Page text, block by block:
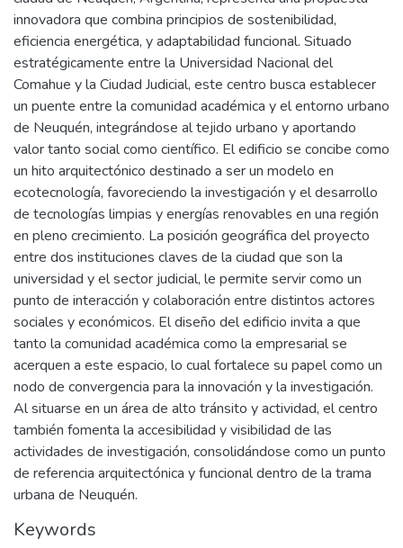
innovadora que combina principios de sostenibilidad,
eficiencia energética, y adaptabilidad funcional. Situado
estratégicamente entre la Universidad Nacional del
Comahue y la Ciudad Judicial, este centro busca establecer
un puente entre la comunidad académica y el entorno urbano
de Neuquén, integrándose al tejido urbano y aportando
valor tanto social como científico. El edificio se concibe como
un hito arquitectónico destinado a ser un modelo en
ecotecnología, favoreciendo la investigación y el desarrollo
de tecnologías limpias y energías renovables en una región
en pleno crecimiento. La posición geográfica del proyecto
entre dos instituciones claves de la ciudad que son la
universidad y el sector judicial, le permite servir como un
punto de interacción y colaboración entre distintos actores
sociales y económicos. El diseño del edificio invita a que
tanto la comunidad académica como la empresarial se
acerquen a este espacio, lo cual fortalece su papel como un
nodo de convergencia para la innovación y la investigación.
Al situarse en un área de alto tránsito y actividad, el centro
también fomenta la accesibilidad y visibilidad de las
actividades de investigación, consolidándose como un punto
de referencia arquitectónica y funcional dentro de la trama
urbana de Neuquén.
Keywords